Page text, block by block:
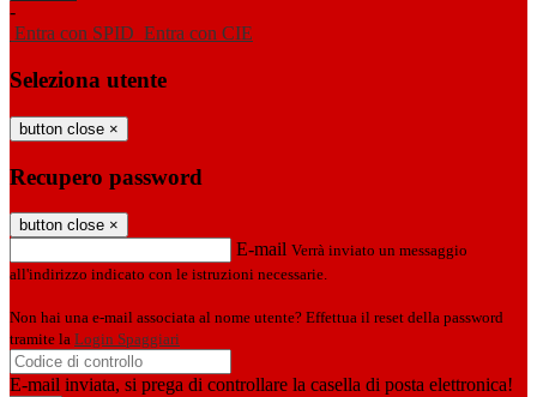
-
Entra con SPID Entra con CIE
Seleziona utente
button close ×
Recupero password
button close ×
E-mail Verrà inviato un messaggio
all'indirizzo indicato con le istruzioni necessarie.
Non hai una e-mail associata al nome utente? Effettua il reset della password
tramite la Login Spaggiari
E-mail inviata, si prega di controllare la casella di posta elettronica!